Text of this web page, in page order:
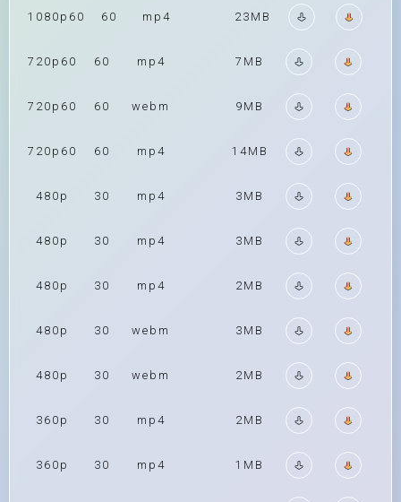
1080p60 60 mp4 23MB
720p60 60 mp4 7MB
720p60 60 webm 9MB
720p60 60 mp4 14MB
480p 30 mp4 3MB
480p 30 mp4 3MB
480p 30 mp4 2MB
480p 30 webm 3MB
480p 30 webm 2MB
360p 30 mp4 2MB
360p 30 mp4 1MB